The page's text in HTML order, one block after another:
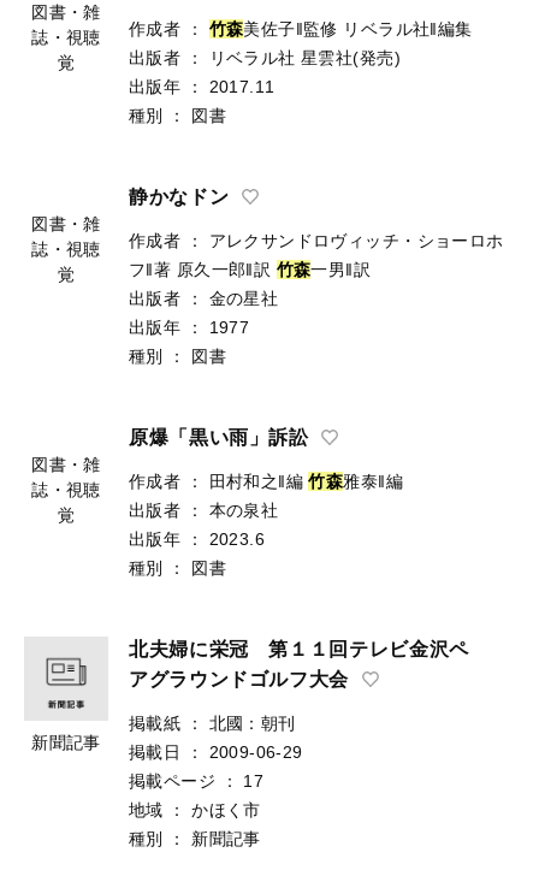
図書・雑
誌・視聴
覚
作成者 ： 竹森美佐子‖監修 リベラル社‖編集
出版者
： リベラル社 星雲社(発売)
出版年
：
2017.11
種別
： 図書
図書・雑
誌・視聴
覚
静かなドン
作成者 ：
アレクサンドロヴィッチ・ショーロホ
フ‖著 原久一郎‖訳 竹森一男‖訳
出版者
：
金の星社
出版年
：
1977
種別
： 図書
図書・雑
誌・視聴
覚
原爆「黒い雨」訴訟
作成者 ： 田村和之‖編 竹森雅泰‖編
出版者
：
本の泉社
出版年
：
2023.6
種別
： 図書
新聞記事
北夫婦に栄冠 第１１回テレビ金沢ペ
アグラウンドゴルフ大会
掲載紙 ：
北國：朝刊
掲載日
：
2009-06-29
掲載ページ
：
17
地域
：
かほく市
種別
： 新聞記事